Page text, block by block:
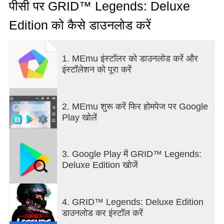
ग्रिड लेजेंड्स: डीलक्स संस्करण सभी डीएलसी के साथ पूर्ण है, और
शुरुआती ग्रिड से चेकर ध्वज तक उच्च गति की कार्रवाई से
===
मोबाइल पर अद्भुत मोटरस्पोर्ट
पर गति की आनंददायक अनुभूति।
स्पर्श, झुकाव और संपूर्ण गेमपैड समर्थन
नियंत्रण।
हावी होने के लिए 10 अनुशासन
तक; हाई-स्पीड सर्किट रेसिंग, एलिमिनेशन इवेंट और टाइम ट्रायल
में खुद को पैक के खिलाफ खड़ा करें या अपने सर्वश्रेष्ठ समय को
हराएं।
पीसी पर GRID™ Legends: Deluxe
Edition को कैसे डाउनलोड करें
1. MEmu इंस्टॉलर को डाउनलोड करें और
इंस्टॉलेशन को पूरा करें
2. MEmu शुरू करें फिर होमपेज पर Google
Play खोलें
3. Google Play में GRID™ Legends:
Deluxe Edition खोजें
4. GRID™ Legends: Deluxe Edition
डाउनलोड कर इंस्टॉल करें